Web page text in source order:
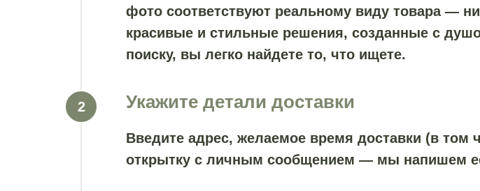
фото соответствуют реальному виду товара —
красивые и стильные решения, созданные с
поиску, вы легко найдете то, что ищете.
Укажите детали доставки
Введите адрес, желаемое время доставки (в том
открытку с личным сообщением — мы напишем